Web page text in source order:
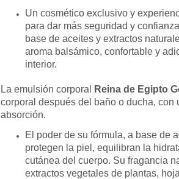
Un cosmético exclusivo y
para dar más seguridad y
base de aceites y extractos
aroma balsámico, confortable y
interior.
La emulsión corporal Reina de Egipto
corporal después del baño o ducha, con
absorción.
El poder de su fórmula, a base de
protegen la piel, equilibran la
cutánea del cuerpo. Su fragancia
extractos vegetales de plantas,